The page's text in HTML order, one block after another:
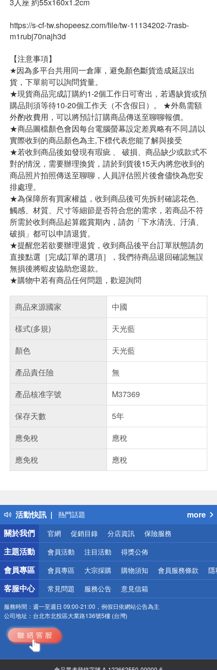
https://s-cf-tw.shopeesz.com/file/tw-11134202-7rasb-
m1rubj70najh3d
【注意事項】
★因為多平台共用同一倉庫，避免顏色斷貨造成延誤出
貨，下單前可以詢問貨量。
★現貨商品完成訂購約1-2個工作日可寄出，若遇缺貨或預
購品則須等待10-20個工作天（不含假日）。 ★外島需額
外酌收費用，可以將預計訂購商品傳送至聊聊報價。
★商品圖檔顏色會因每台電腦螢幕設定差異略有不同,請以
實際收到的商品顏色為主,下標代表您能了解與接受
★若收到商品後如發現有瑕疵 、 破損、商品缺少或款式不
對的情況，需要辦理換貨，請於到貨後15天內將您收到的
商品照片拍照傳送至聊聊，人員評估照片後會儘快為您安
排處理。
★為保障所有買家權益，收到商品後可先拆封確認花色、
觸感、材質、尺寸等細節是否符合您的需求，若商品不符
所需於收到商品起算鑑賞期內，請勿「下水清洗、汙漬、
破損」都可以申請退貨。
★提醒您若欲要辦理退貨，收到商品後平台訂單狀態請勿
直接點選［完成訂單的選項］，我們待商品退回確認無誤
無損後將蝦皮協助您退款。
★購物中若有商品任何問題，歡迎詢問
商品來源國家
中國
樣式(多規)
天光藍
顏色
天光藍
產品責任險
無
產品核准字號
M37369
保存天數
5年
應免稅
應稅
應免稅
應稅
活動快訊
得獎公告
熱門話題
銀行優惠
偏遠地區配送
詐騙網頁！請小心！
more
關於我們
官網 促銷目錄 分店資訊 保險服務
主題活動 會員活動 注目活動 得獎公佈
會員專區 會員專區 大宗採購 購物須知 會員服務條款 隱
客服中心 常見問題 服務公告 意見信箱
服務時間： 週一至週日 09:00-21:00，例假日依網站公告為主
公司地址： 台北市北投區大業路136號5樓 (台灣)